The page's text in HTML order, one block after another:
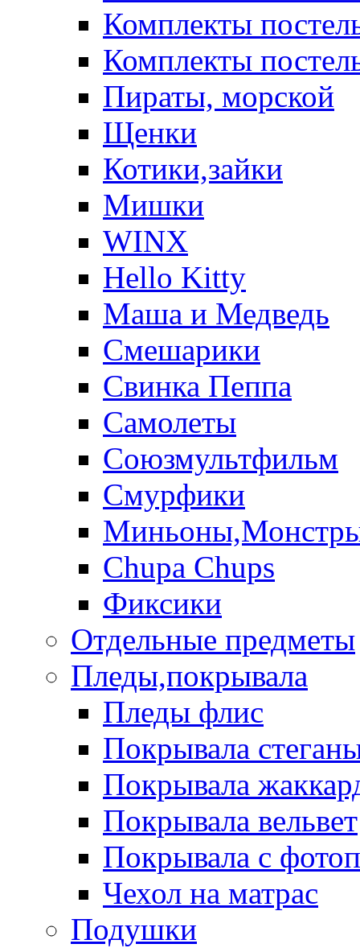
Комплекты
Комплекты
Пираты, морской
Щенки
Котики,зайки
Мишки
WINX
Hello Kitty
Маша и Медведь
Смешарики
Свинка Пеппа
Самолеты
Союзмультфильм
Смурфики
Chupa Chups
Фиксики
Отдельные предметы
Пледы,покрывала
Пледы флис
Покрывала
Покрывала
Покрывала вельвет
Покрывала с
Чехол на матрас
Подушки